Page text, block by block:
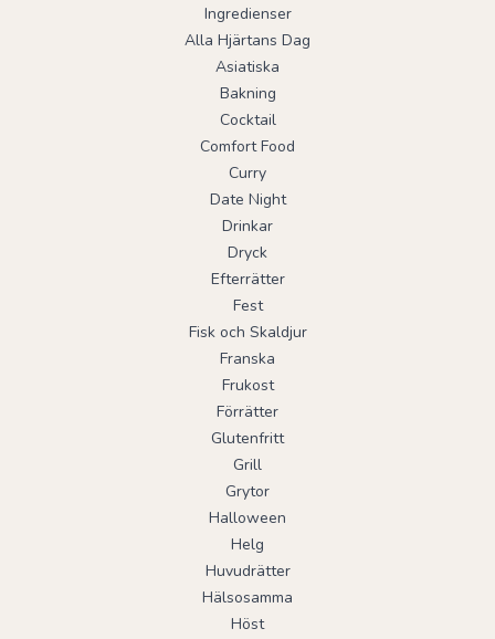
Ingredienser
Alla Hjärtans Dag
Asiatiska
Bakning
Cocktail
Comfort Food
Curry
Date Night
Drinkar
Dryck
Efterrätter
Fest
Fisk och Skaldjur
Franska
Frukost
Förrätter
Glutenfritt
Grill
Grytor
Halloween
Helg
Huvudrätter
Hälsosamma
Höst